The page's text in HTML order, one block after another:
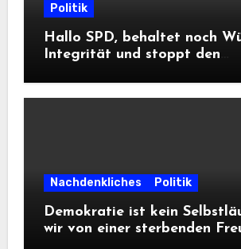
Politik
Hallo SPD, behaltet noch
Integrität und stoppt den
Informationsfreiheit!
Nachdenkliches Politik
Demokratie ist kein
wir von einer sterbenden